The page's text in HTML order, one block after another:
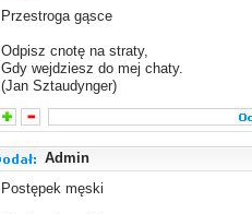
Przestroga gąsce
Odpisz cnotę na straty,
Gdy wejdziesz do mej chaty.
(Jan Sztaudynger)
Admin
Postępek męski